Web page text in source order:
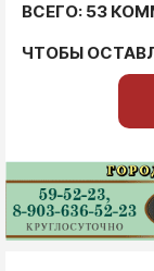
ВСЕГО: 53
ЧТОБЫ